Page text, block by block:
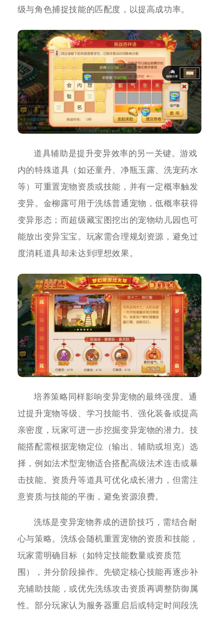
级与角色捕捉技能的匹配度，以提高成功率。
道具辅助是提升变异效率的另一关键。游戏
内的特殊道具（如还童丹、净瓶玉露、洗宠药水
等）可重置宠物资质或技能，并有一定概率触发
变异。金柳露可用于洗练普通宠物，低概率获得
变异形态；而超级藏宝图挖出的宠物幼儿园也可
能放出变异宝宝。玩家需合理规划资源，避免过
度消耗道具却未达到理想效果。
培养策略同样影响变异宠物的最终强度。通
过提升宠物等级、学习技能书、强化装备或提高
亲密度，玩家可进一步挖掘变异宠物的潜力。技
能搭配需根据宠物定位（输出、辅助或坦克）选
择，例如法术型宠物适合搭配高级法术连击或暴
击技能。资质丹等道具可优化成长潜力，但需注
意资质与技能的平衡，避免资源浪费。
洗练是变异宠物养成的进阶技巧，需结合耐
心与策略。洗练会随机重置宠物的资质和技能，
玩家需明确目标（如特定技能数量或资质范
围），并分阶段操作。先锁定核心技能再逐步补
充辅助技能，或优先洗练攻击资质再调整防御属
性。部分玩家认为服务器重启后或特定时间段洗